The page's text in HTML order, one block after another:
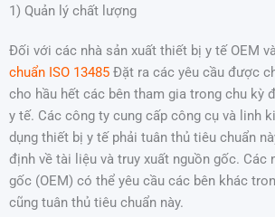
1) Quản lý chất lượng
Đối với các nhà sản xuất thiết bị y tế OEM
chuẩn ISO 13485 Đặt ra các yêu cầu được
cho hầu hết các bên tham gia trong chu kỳ
y tế. Các công ty cung cấp công cụ và linh
dụng thiết bị y tế phải tuân thủ tiêu chuẩn
định về tài liệu và truy xuất nguồn gốc. Các
gốc (OEM) có thể yêu cầu các bên khác
cũng tuân thủ tiêu chuẩn này.